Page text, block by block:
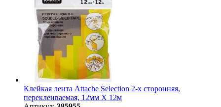
Клейкая лента Attache Selection 2-х сторонняя,
переклеиваемая, 12мм Х 12м